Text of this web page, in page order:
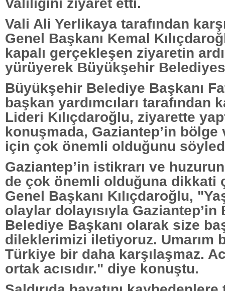
Vali Ali Yerlikaya tarafından
Genel Başkanı Kemal
kapalı gerçekleşen ziyaretin
yürüyerek Büyükşehir
Büyükşehir Belediye Başkanı
başkan yardımcıları tarafından
Lideri Kılıçdaroğlu, ziyarette
konuşmada, Gaziantep’in bölge
için çok önemli olduğunu
Gaziantep’in istikrarı ve
de çok önemli olduğuna dikkati
Genel Başkanı Kılıçdaroğlu,
olaylar dolayısıyla
Belediye Başkanı olarak size
dileklerimizi iletiyoruz. Umarım
Türkiye bir daha karşılaşmaz.
ortak acısıdır." diye konuştu.